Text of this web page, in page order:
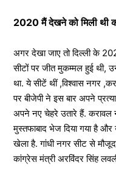
2020 मैं देखने को मिली थी
अगर देखा जाए तो दिल्ली के
सीटों पर जीत मुकम्मल हुई थी,
था. ये सीटें थीं ,विश्वास नगर
पर बीजेपी ने इस बार अपने
अपने नए चेहरे उतारे हैं. करावल
मुस्तफाबाद भेज दिया गया है
खेला है. गांधी नगर सीट से
कांग्रेस मंत्री अरविंदर सिंह